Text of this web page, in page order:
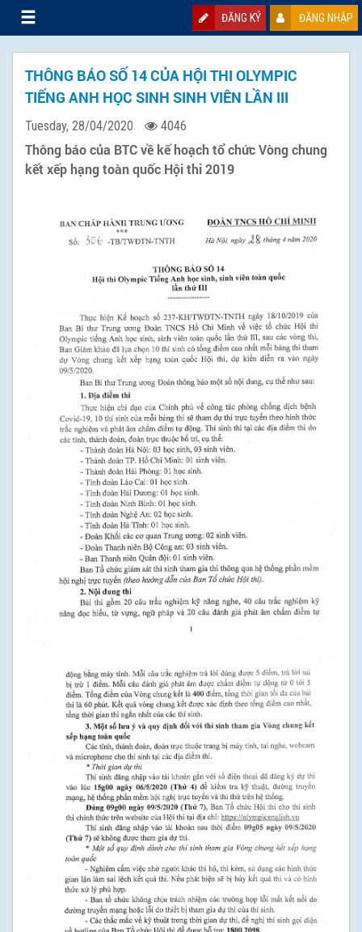
ĐĂNG KÝ ĐĂNG NHẬP
THÔNG BÁO SỐ 14 CỦA HỘI THI OLYMPIC
TIẾNG ANH HỌC SINH SINH VIÊN LẦN III
Tuesday, 28/04/2020 4046
Thông báo của BTC về kế hoạch tổ chức Vòng chung
kết xếp hạng toàn quốc Hội thi 2019